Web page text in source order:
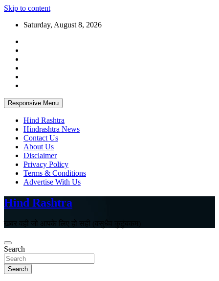
Skip to content
Saturday, August 8, 2026
Responsive Menu
Hind Rashtra
Hindrashtra News
Contact Us
About Us
Disclaimer
Privacy Policy
Terms & Conditions
Advertise With Us
Hind Rashtra
खबर वही जो आपके लिए हो सही (वसुधैव कुटुंबकम)
Search
Search